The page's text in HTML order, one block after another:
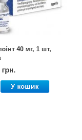
40 мг, 1 шт,
грн.
У кошик